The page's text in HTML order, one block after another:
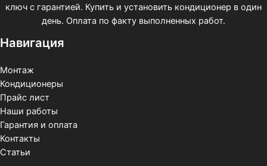
ключ с гарантией. Купить и установить кондиционер в один
день. Оплата по факту выполненных работ.
Навигация
Монтаж
Кондиционеры
Прайс лист
Наши работы
Гарантия и оплата
Контакты
Статьи